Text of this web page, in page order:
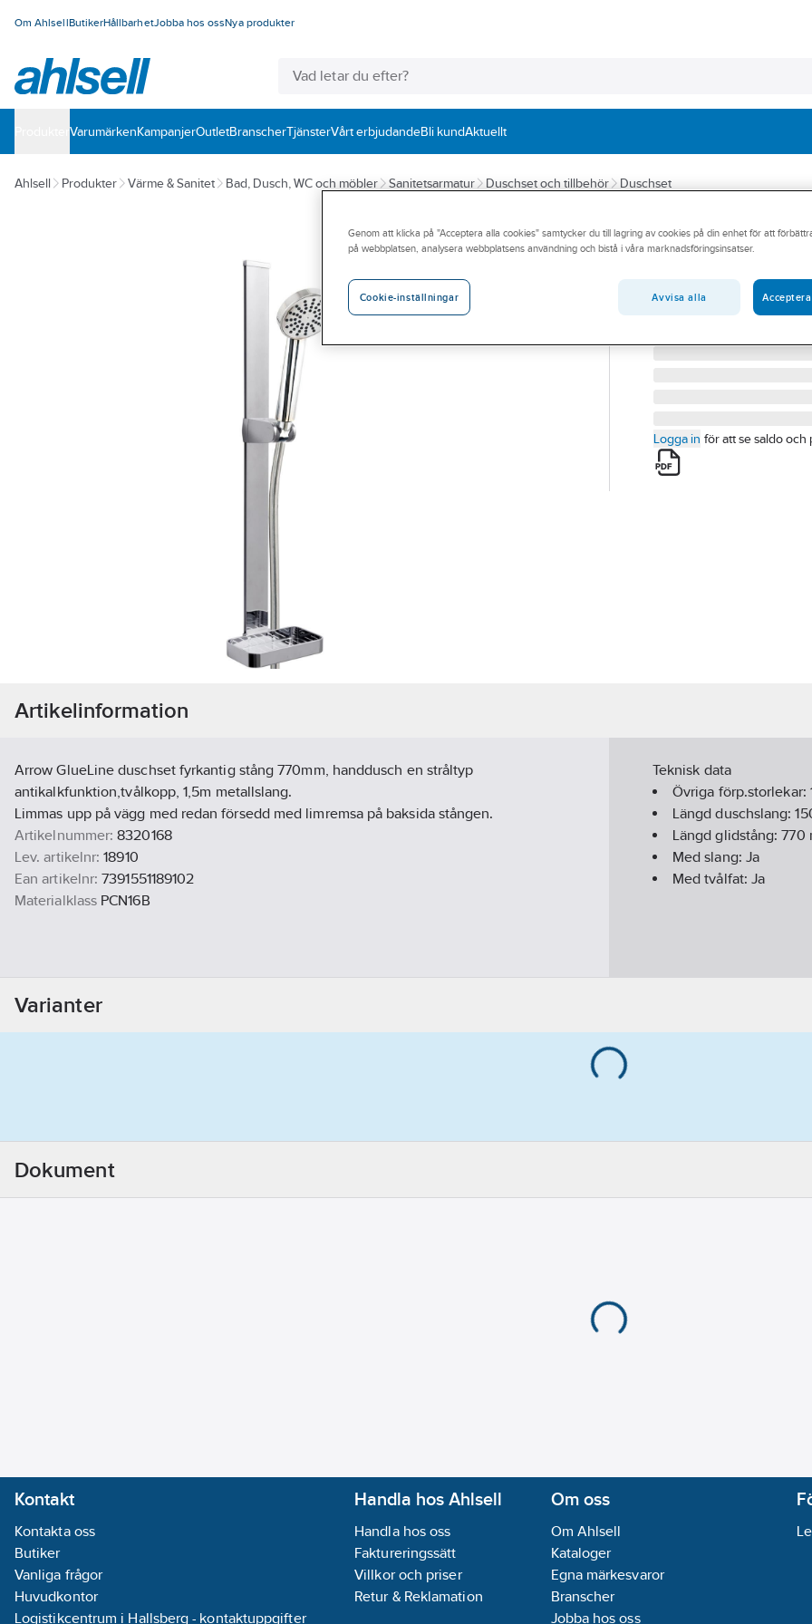
Om AhlsellButikerHållbarhetJobba hos ossNya produkter
VarumärkenKampanjerOutletBranscherTjänsterVårt erbjudandeBli kundAktuellt
Ahlsell Produkter Värme & Sanitet Bad, Dusch, WC och möbler Sanitetsarmatur Duschset och tillbehör Duschset
ARROW
Duschset,
ARROW GLUELINE
Artikelnummer:
8320168
18910
Logga in för att se saldo och
Artikelinformation
Arrow GlueLine duschset fyrkantig stång 770mm, handdusch en stråltyp
antikalkfunktion,tvålkopp, 1,5m metallslang.
Limmas upp på vägg med redan försedd med limremsa på baksida stången.
Artikelnummer: 8320168
Lev. artikelnr: 18910
Ean artikelnr: 7391551189102
Materialklass PCN16B
Teknisk data
Övriga förp.storlekar:
Längd duschslang:
Längd glidstång:770
Med slang: Ja
Med tvålfat:Ja
Varianter
Dokument
Kontakt
Kontakta oss
Butiker
Vanliga frågor
Huvudkontor
Logistikcentrum i Hallsberg - kontaktuppgifter
Handla hos Ahlsell
Handla hos oss
Faktureringssätt
Villkor och priser
Retur & Reklamation
Om oss
Om Ahlsell
Kataloger
Egna märkesvaror
Branscher
Jobba hos oss
Genom att klicka på "Acceptera alla cookies" samtycker du till lagring av cookies på din enhet för att
på webbplatsen, analysera webbplatsens användning och bistå i våra marknadsföringsinsatser.
Cookie-inställningar Avvisa alla